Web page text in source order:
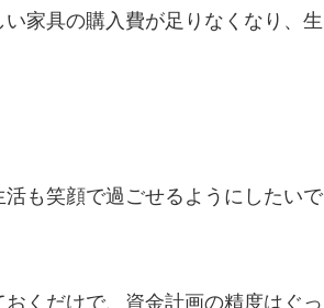
家具の購入費が足りなくなり、生
も笑顔で過ごせるようにしたいで
くだけで、資金計画の精度はぐっ